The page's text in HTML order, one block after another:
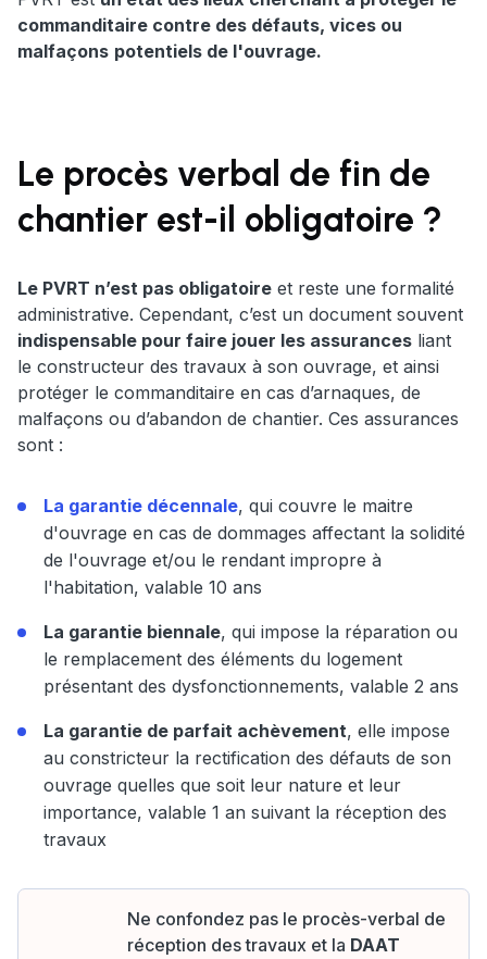
commanditaire contre des défauts, vices ou
malfaçons potentiels de l'ouvrage.
Le procès verbal de fin de
chantier est-il obligatoire ?
Le PVRT n’est pas obligatoire et reste une formalité
administrative. Cependant, c’est un document souvent
indispensable pour faire jouer les assurances liant
le constructeur des travaux à son ouvrage, et ainsi
protéger le commanditaire en cas d’arnaques, de
malfaçons ou d’abandon de chantier. Ces assurances
sont :
La garantie décennale, qui couvre le maitre
d'ouvrage en cas de dommages affectant la solidité
de l'ouvrage et/ou le rendant impropre à
l'habitation, valable 10 ans
La garantie biennale, qui impose la réparation ou
le remplacement des éléments du logement
présentant des dysfonctionnements, valable 2 ans
La garantie de parfait achèvement, elle impose
au constricteur la rectification des défauts de son
ouvrage quelles que soit leur nature et leur
importance, valable 1 an suivant la réception des
travaux
Ne confondez pas le procès-verbal de
réception des travaux et la DAAT